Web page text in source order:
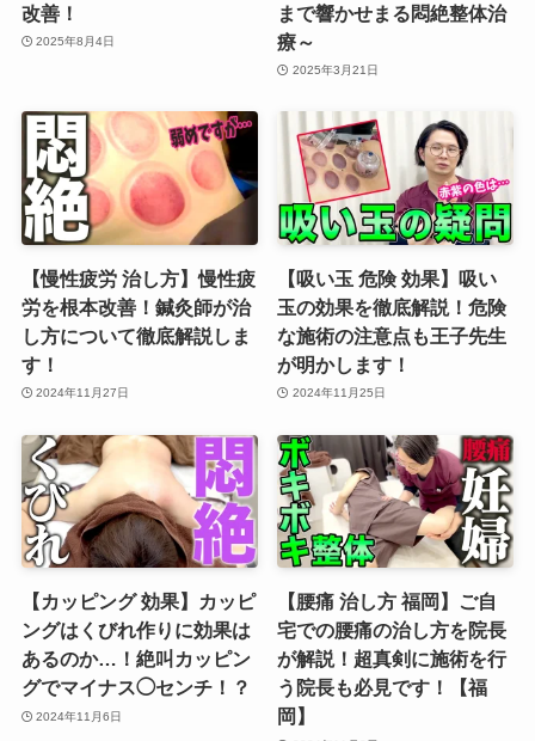
改善！
2025年8月4日
まで響かせまる悶絶整体治
療～
2025年3月21日
【慢性疲労 治し方】慢性疲
労を根本改善！鍼灸師が治
し方について徹底解説しま
す！
2024年11月27日
【吸い玉 危険 効果】吸い
玉の効果を徹底解説！危険
な施術の注意点も王子先生
が明かします！
2024年11月25日
【カッピング 効果】カッピ
ングはくびれ作りに効果は
あるのか…！絶叫カッピン
グでマイナス◯センチ！？
2024年11月6日
【腰痛 治し方 福岡】ご自
宅での腰痛の治し方を院長
が解説！超真剣に施術を行
う院長も必見です！【福
岡】